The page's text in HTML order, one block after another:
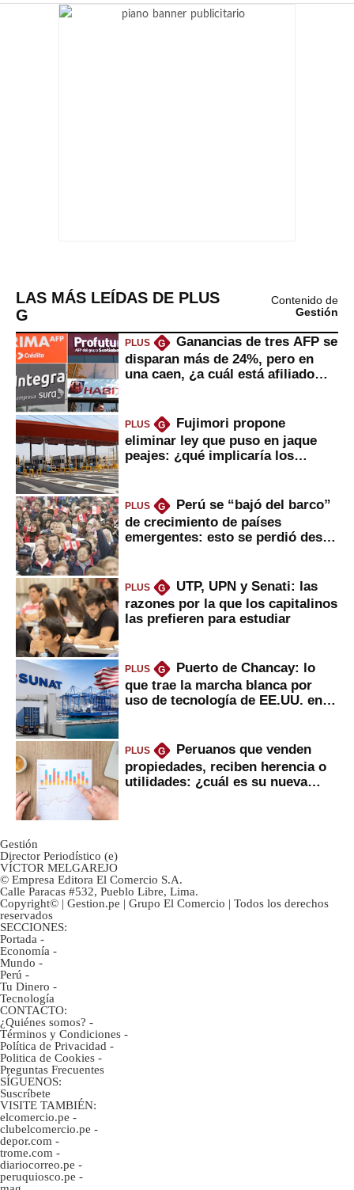
LAS MÁS LEÍDAS DE PLUS
G
Contenido de
Gestión
PLUS G
Ganancias de tres AFP se
disparan más de 24%, pero en
una caen, ¿a cuál está afiliado
PLUS G
Fujimori propone
eliminar ley que puso en jaque
peajes: ¿qué implicaría los
PLUS G
Perú se “bajó del barco”
de crecimiento de países
emergentes: esto se perdió desde
PLUS G
UTP, UPN y Senati: las
razones por la que los capitalinos
las prefieren para estudiar
PLUS G
Puerto de Chancay: lo
que trae la marcha blanca por
uso de tecnología de EE.UU. en
PLUS G
Peruanos que venden
propiedades, reciben herencia o
utilidades: ¿cuál es su nueva
Gestión
Director Periodístico (e)
VÍCTOR MELGAREJO
© Empresa Editora El Comercio S.A.
Calle Paracas #532, Pueblo Libre, Lima.
Copyright© | Gestion.pe | Grupo El Comercio | Todos los derechos
reservados
SECCIONES:
Portada -
Economía -
Mundo -
Perú -
Tu Dinero -
Tecnología
CONTACTO:
¿Quiénes somos? -
Términos y Condiciones -
Política de Privacidad -
Politica de Cookies -
Preguntas Frecuentes
SÍGUENOS:
Suscríbete
VISITE TAMBIÉN:
elcomercio.pe -
clubelcomercio.pe -
depor.com -
trome.com -
diariocorreo.pe -
peruquiosco.pe -